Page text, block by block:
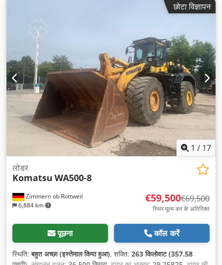
छोटा विज्ञापन
1 / 17
Zimmern ob Rottweil
6,884 km
लोडर
Komatsu WA500-8
€59,500€69,500
स्थिर मूल्य कर के अतिरिक्त
पूछना कॉल करें
स्थिति:बहुत अच्छा (इस्तेमाल किया हुआ), शक्ति: 263 किलोवाट (357.58